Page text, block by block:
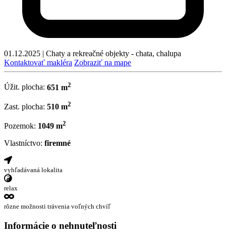
01.12.2025 | Chaty a rekreačné objekty - chata, chalupa
Kontaktovať makléra Zobraziť na mape
Úžit. plocha: 651 m2
Zast. plocha: 510 m2
Pozemok: 1049 m2
Vlastníctvo: firemné
vyhľadávaná lokalita
relax
rôzne možnosti trávenia voľných chvíľ
Informácie o nehnuteľnosti